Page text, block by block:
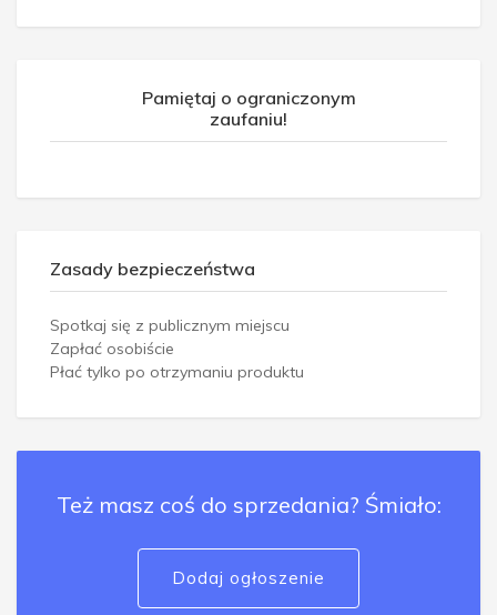
Pamiętaj o ograniczonym
zaufaniu!
Zasady bezpieczeństwa
Spotkaj się z publicznym miejscu
Zapłać osobiście
Płać tylko po otrzymaniu produktu
Też masz coś do sprzedania? Śmiało:
Dodaj ogłoszenie